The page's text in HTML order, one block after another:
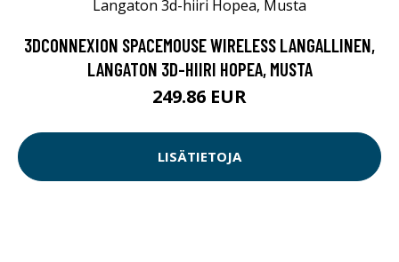
3DCONNEXION SPACEMOUSE WIRELESS LANGALLINEN,
LANGATON 3D-HIIRI HOPEA, MUSTA
249.86 EUR
LISÄTIETOJA